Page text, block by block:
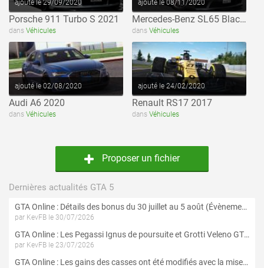
ajouté le 29/09/2020
Porsche 911 Turbo S 2021
dans Véhicules
ajouté le 08/11/2020
Mercedes-Benz SL65 Black Series 2009
dans Véhicules
voir ce fichier
ajouté le 02/08/2020
Audi A6 2020
dans Véhicules
voir ce fichier
ajouté le 24/02/2020
Renault RS17 2017
dans Véhicules
Proposer un fichier
Dernières actualités GTA 5
GTA Online : Détails des bonus du 30 juillet au 5 août (Évènement « Braquages d'été »)
par KevFB le 30/07/2026
GTA Online : Les Pegassi Ignus de poursuite et Grotti Veleno GT sont maintenant disponibles
par KevFB le 23/07/2026
GTA Online : Les gains des casses ont été modifiés avec la mise à jour « Le Braquage du Kortz Center »